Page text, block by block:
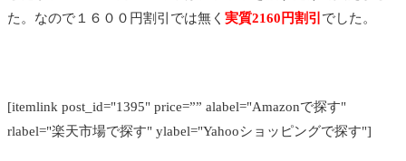
た。なので１６００円割引では無く 実質2160円割引 でした。
[itemlink post_id="1395" price=”” alabel="Amazonで探す"
rlabel="楽天市場で探す" ylabel="Yahooショッピングで探す"]